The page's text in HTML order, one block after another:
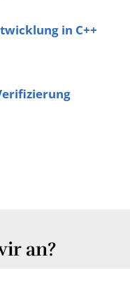
in C++
an?